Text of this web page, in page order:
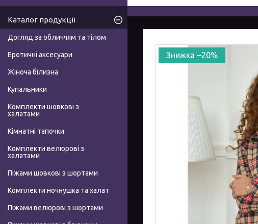
–20%
Каталог продукції
Догляд за обличчям та тілом
Еротичні аксесуари
Жіноча білизна
Купальники
Комплекти шовкові з
халатами
Кімнатні тапочки
Комплекти велюрові з
халатами
Піжами шовкові з шортами
Комплекти ночнушка та халат
Піжами велюрові з шортами